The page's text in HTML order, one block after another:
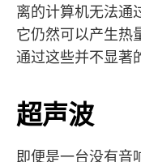
离的计算机无法通
它仍然可以产生热
通过这些并不显著
超声波
即便是一台没有音